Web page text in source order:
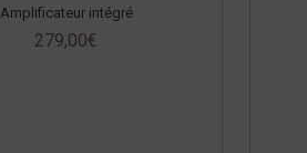
Amplificateur intégré
279,00€